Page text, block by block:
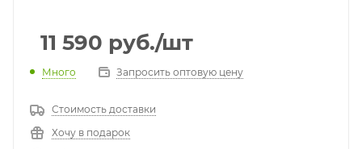
11 590 руб./шт
Много Запросить оптовую цену
Стоимость доставки
Хочу в подарок